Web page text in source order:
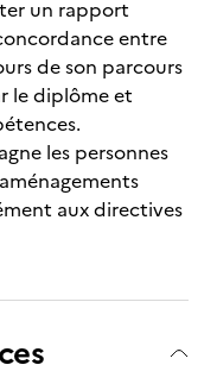
un rapport
entre
de son parcours
le diplôme et
les personnes
aux directives